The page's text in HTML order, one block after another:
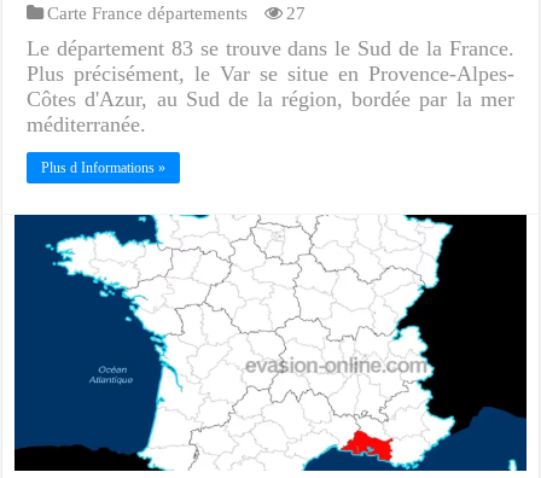
Carte France départements 27
Le département 83 se trouve dans le Sud de la France.
Plus précisément, le Var se situe en Provence-Alpes-
Côtes d'Azur, au Sud de la région, bordée par la mer
méditerranée.
Plus d Informations »